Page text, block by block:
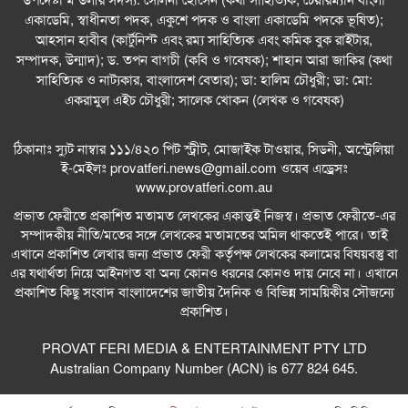
সিডনিতে রবীন্দ্রজয়ন্তীতে কমিউনিটি সাংবাদিকতায়
সম্মাননা পেলেন নাইম আবদুল্লাহ
সিডনিতে জাহাঙ্গীরনগর বিশ্ববিদ্যালয় অ্যালামনাইদের
বর্ণাঢ্য বাংলা নববর্ষ উদ্‌যাপন
সিডনির রিজেস হোটেলে জাঁকজমকপূর্ণ আয়োজনে অনুষ্ঠিত
হলো DRMC AAA–এর লঞ্চিং অনুষ্ঠান
তুষার কন্যা: তাহমিনা আকতার পাতা
ডিজিটাল যুগে হানি ট্র্যাপ প্রতারণা: আবেগ, প্রযুক্তি ও
ক্ষমতার আন্তঃসম্পর্কের এক গভীর বিশ্লেষণ
সিডনিতে গাংচিল মিউজিকের জমকালো আয়োজনে নিরালা
হোল্ডিংস বৃহৎ বৈশাখী মেলা
কমিউনিটি স্ক্রিন – ২০২৬ সিডনি চ্যাপ্টার সফলভাবে
অনুষ্ঠিত
একাডেমি, স্বাধীনতা পদক, একুশে পদক ও বাংলা একাডেমি পদকে ভূষিত);
আহসান হাবীব (কার্টুনিস্ট এবং রম্য সাহিত্যিক এবং কমিক বুক রাইটার,
সম্পাদক, উন্মাদ); ড. তপন বাগচী (কবি ও গবেষক); শাহান আরা জাকির (কথা
সাহিত্যিক ও নাট্যকার, বাংলাদেশ বেতার); ডা: হালিম চৌধুরী; ডা: মো:
একরামুল এইচ চৌধুরী; সালেক খোকন (লেখক ও গবেষক)
ঠিকানাঃ স্যুট নাম্বার ১১১/৪২০ পিট স্ট্রীট, মোজাইক টাওয়ার, সিডনী, অস্ট্রেলিয়া
ই-মেইলঃprovatferi.news@gmail.com ওয়েব এড্রেসঃ
www.provatferi.com.au
প্রভাত ফেরীতে প্রকাশিত মতামত লেখকের একান্তই নিজস্ব। প্রভাত ফেরীতে-এর
সম্পাদকীয় নীতি/মতের সঙ্গে লেখকের মতামতের অমিল থাকতেই পারে। তাই
এখানে প্রকাশিত লেখার জন্য প্রভাত ফেরী কর্তৃপক্ষ লেখকের কলামের বিষয়বস্তু বা
এর যথার্থতা নিয়ে আইনগত বা অন্য কোনও ধরনের কোনও দায় নেবে না। এখানে
প্রকাশিত কিছু সংবাদ বাংলাদেশের জাতীয় দৈনিক ও বিভিন্ন সাময়িকীর সৌজন্যে
প্রকাশিত।
PROVAT FERI MEDIA & ENTERTAINMENT PTY LTD
Australian Company Number (ACN) is 677 824 645.